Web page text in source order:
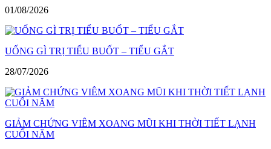
01/08/2026
UỐNG GÌ TRỊ TIỂU BUỐT – TIỂU GẮT
28/07/2026
GIẢM CHỨNG VIÊM XOANG MŨI KHI THỜI TIẾT LẠNH
CUỐI NĂM